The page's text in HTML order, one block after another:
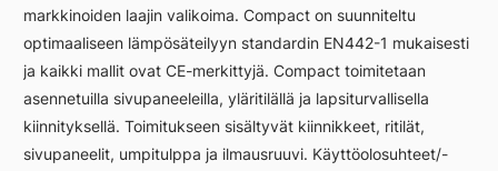
markkinoiden laajin valikoima. Compact on suunniteltu
optimaaliseen lämpösäteilyyn standardin EN442-1 mukaisesti
ja kaikki mallit ovat CE-merkittyjä. Compact toimitetaan
asennetuilla sivupaneeleilla, yläritilällä ja lapsiturvallisella
kiinnityksellä. Toimitukseen sisältyvät kiinnikkeet, ritilät,
sivupaneelit, umpitulppa ja ilmausruuvi. Käyttöolosuhteet/-